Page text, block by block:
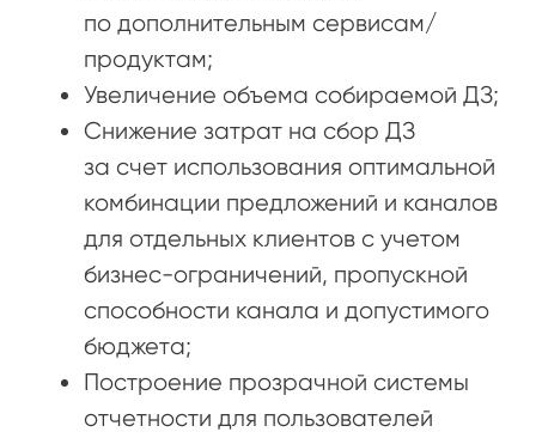
по дополнительным сервисам/
продуктам;
Увеличение объема собираемой ДЗ;
Снижение затрат на сбор ДЗ
за счет использования оптимальной
комбинации предложений и каналов
для отдельных клиентов с учетом
бизнес-ограничений, пропускной
способности канала и допустимого
бюджета;
Построение прозрачной системы
отчетности для пользователей